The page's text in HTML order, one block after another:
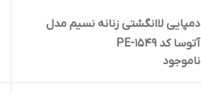
دمپایی لاانگشتی زنانه نسیم مدل
آتوسا کد 1549-PE
ناموجود